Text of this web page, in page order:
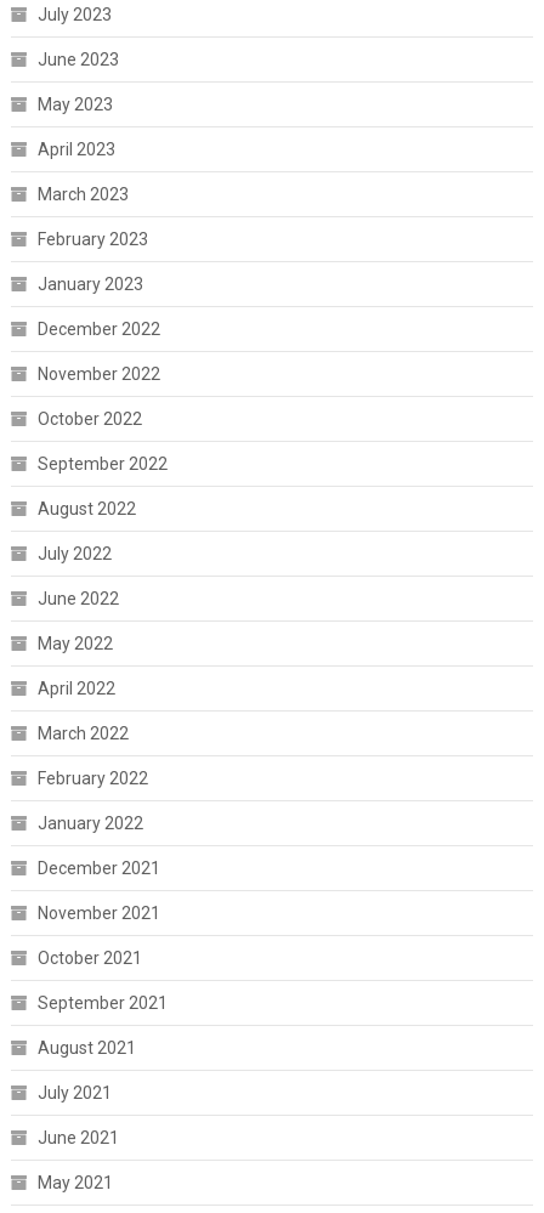
July 2023
June 2023
May 2023
April 2023
March 2023
February 2023
January 2023
December 2022
November 2022
October 2022
September 2022
August 2022
July 2022
June 2022
May 2022
April 2022
March 2022
February 2022
January 2022
December 2021
November 2021
October 2021
September 2021
August 2021
July 2021
June 2021
May 2021